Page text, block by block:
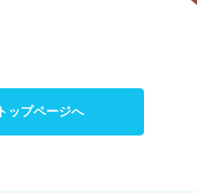
トップページへ